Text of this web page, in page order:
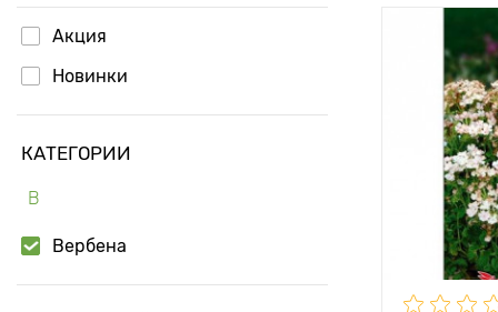
Акция
Новинки
КАТЕГОРИИ
В
Вербена
Высота
Растояние
растениями